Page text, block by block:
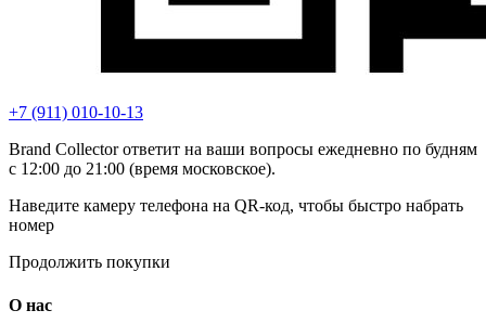
+7 (911) 010-10-13
Brand Collector ответит на ваши вопросы ежедневно по будням
с 12:00 до 21:00 (время московское).
Наведите камеру телефона на QR-код, чтобы быстро набрать
номер
Продолжить покупки
О нас